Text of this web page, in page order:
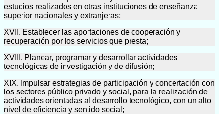
estudios realizados en otras instituciones de enseñanza
superior nacionales y extranjeras;
XVII. Establecer las aportaciones de cooperación y
recuperación por los servicios que presta;
XVIII. Planear, programar y desarrollar actividades
tecnológicas de investigación y de difusión;
XIX. Impulsar estrategias de participación y concertación con
los sectores público privado y social, para la realización de
actividades orientadas al desarrollo tecnológico, con un alto
nivel de eficiencia y sentido social;